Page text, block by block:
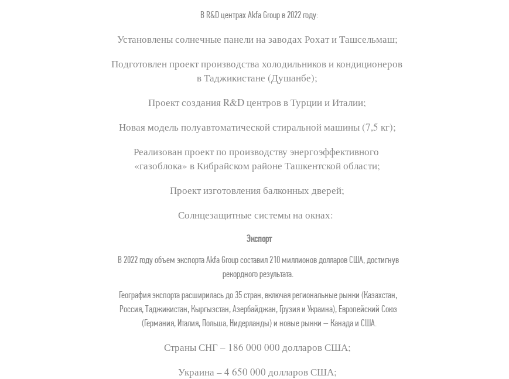
В R&D центрах Akfa Group в 2022 году:
Установлены солнечные панели на заводах Рохат и Ташсельмаш;
Подготовлен проект производства холодильников и кондиционеров
в Таджикистане (Душанбе);
Проект создания R&D центров в Турции и Италии;
Новая модель полуавтоматической стиральной машины (7,5 кг);
Реализован проект по производству энергоэффективного
«газоблока» в Кибрайском районе Ташкентской области;
Проект изготовления балконных дверей;
Солнцезащитные системы на окнах:
Экспорт
В 2022 году объем экспорта Akfa Group составил 210 миллионов долларов США, достигнув
рекордного результата.
География экспорта расширилась до 35 стран, включая региональные рынки (Казахстан,
Россия, Таджикистан, Кыргызстан, Азербайджан, Грузия и Украина), Европейский Союз
(Германия, Италия, Польша, Нидерланды) и новые рынки – Канада и США.
Страны СНГ – 186 000 000 долларов США;
Украина – 4 650 000 долларов США;